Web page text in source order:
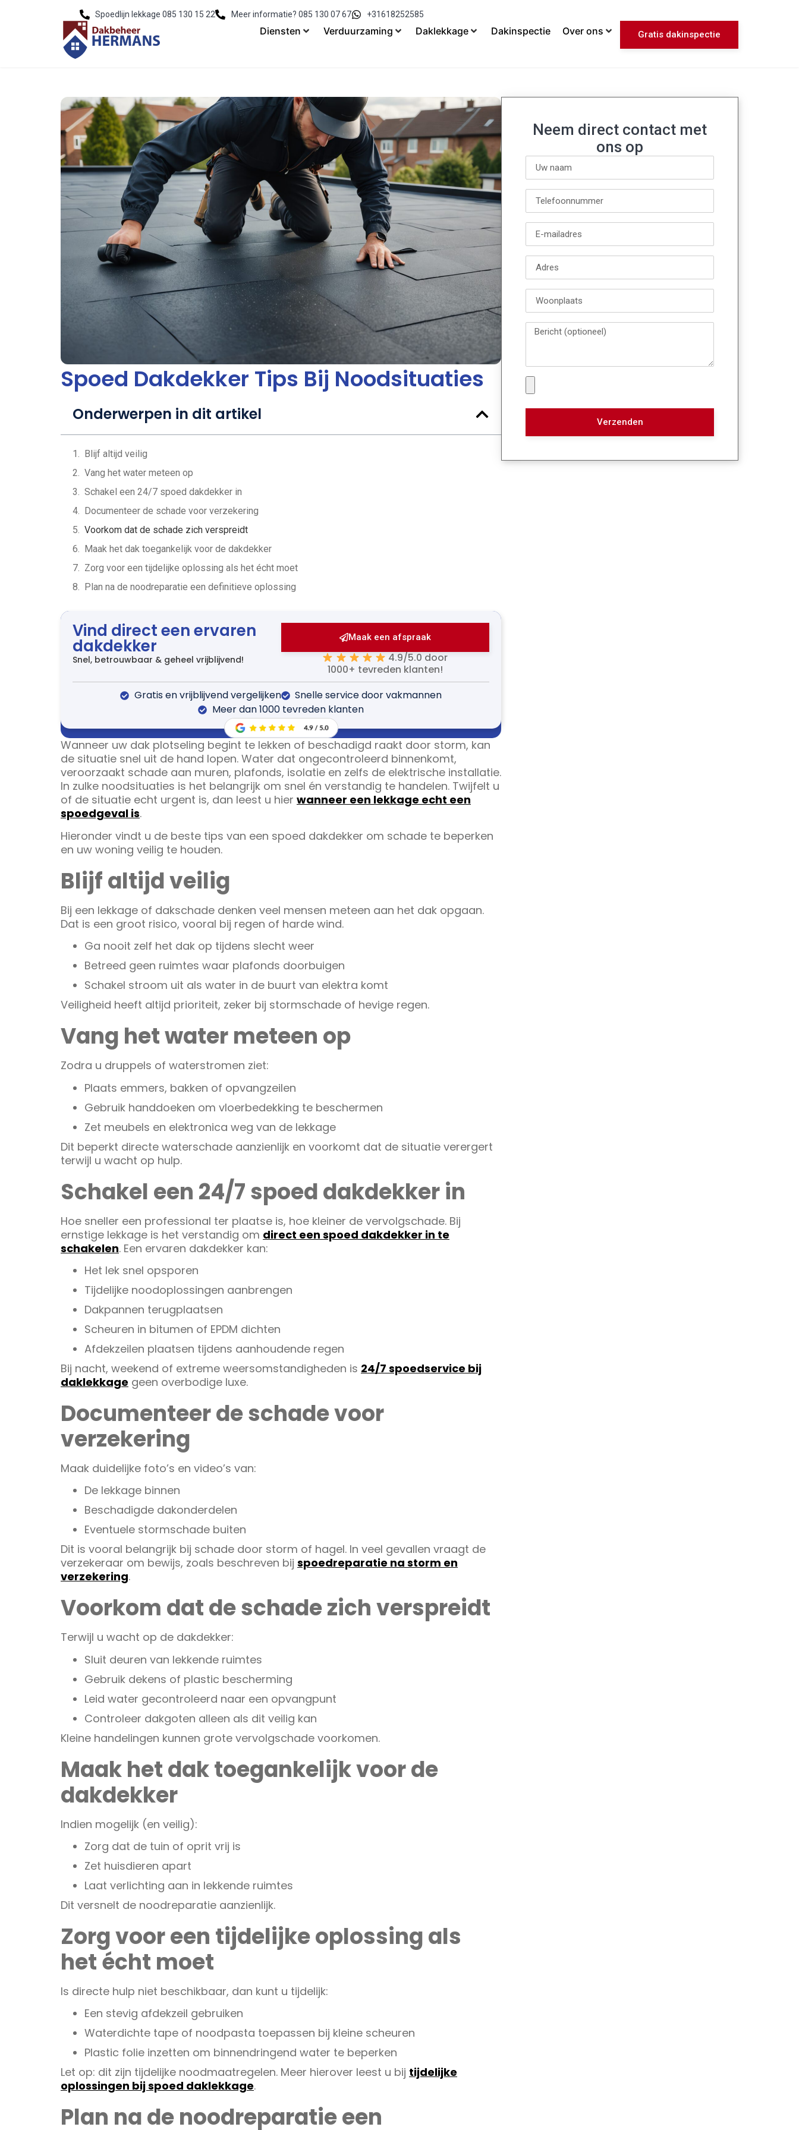
Spoedlijn lekkage 085 130 15 22 Meer informatie? 085 130 07 67 +31618252585
Diensten Verduurzaming Daklekkage Dakinspectie Over ons Gratis dakinspectie
Spoed Dakdekker Tips Bij Noodsituaties
Onderwerpen in dit artikel
Blijf altijd veilig
Vang het water meteen op
Schakel een 24/7 spoed dakdekker in
Documenteer de schade voor verzekering
Voorkom dat de schade zich verspreidt
Maak het dak toegankelijk voor de dakdekker
Zorg voor een tijdelijke oplossing als het écht moet
Plan na de noodreparatie een definitieve oplossing
Vind direct een ervaren
dakdekker
Snel, betrouwbaar & geheel vrijblijvend!
Maak een afspraak
4.9/5.0 door
1000+ tevreden klanten!
Gratis en vrijblijvend vergelijken
Snelle service door vakmannen
Meer dan 1000 tevreden klanten
Wanneer uw dak plotseling begint te lekken of beschadigd raakt door storm, kan
de situatie snel uit de hand lopen. Water dat ongecontroleerd binnenkomt,
veroorzaakt schade aan muren, plafonds, isolatie en zelfs de elektrische installatie.
In zulke noodsituaties is het belangrijk om snel én verstandig te handelen. Twijfelt u
of de situatie echt urgent is, dan leest u hier wanneer een lekkage echt een
spoedgeval is.
Hieronder vindt u de beste tips van een spoed dakdekker om schade te beperken
en uw woning veilig te houden.
Blijf altijd veilig
Bij een lekkage of dakschade denken veel mensen meteen aan het dak opgaan.
Dat is een groot risico, vooral bij regen of harde wind.
Ga nooit zelf het dak op tijdens slecht weer
Betreed geen ruimtes waar plafonds doorbuigen
Schakel stroom uit als water in de buurt van elektra komt
Veiligheid heeft altijd prioriteit, zeker bij stormschade of hevige regen.
Vang het water meteen op
Zodra u druppels of waterstromen ziet:
Plaats emmers, bakken of opvangzeilen
Gebruik handdoeken om vloerbedekking te beschermen
Zet meubels en elektronica weg van de lekkage
Dit beperkt directe waterschade aanzienlijk en voorkomt dat de situatie verergert
terwijl u wacht op hulp.
Schakel een 24/7 spoed dakdekker in
Hoe sneller een professional ter plaatse is, hoe kleiner de vervolgschade. Bij
ernstige lekkage is het verstandig om direct een spoed dakdekker in te
schakelen. Een ervaren dakdekker kan:
Het lek snel opsporen
Tijdelijke noodoplossingen aanbrengen
Dakpannen terugplaatsen
Scheuren in bitumen of EPDM dichten
Afdekzeilen plaatsen tijdens aanhoudende regen
Bij nacht, weekend of extreme weersomstandigheden is 24/7 spoedservice bij
daklekkage geen overbodige luxe.
Documenteer de schade voor
verzekering
Maak duidelijke foto’s en video’s van:
De lekkage binnen
Beschadigde dakonderdelen
Eventuele stormschade buiten
Dit is vooral belangrijk bij schade door storm of hagel. In veel gevallen vraagt de
verzekeraar om bewijs, zoals beschreven bij spoedreparatie na storm en
verzekering.
Voorkom dat de schade zich verspreidt
Terwijl u wacht op de dakdekker:
Sluit deuren van lekkende ruimtes
Gebruik dekens of plastic bescherming
Leid water gecontroleerd naar een opvangpunt
Controleer dakgoten alleen als dit veilig kan
Kleine handelingen kunnen grote vervolgschade voorkomen.
Maak het dak toegankelijk voor de
dakdekker
Indien mogelijk (en veilig):
Zorg dat de tuin of oprit vrij is
Zet huisdieren apart
Laat verlichting aan in lekkende ruimtes
Dit versnelt de noodreparatie aanzienlijk.
Zorg voor een tijdelijke oplossing als
het écht moet
Is directe hulp niet beschikbaar, dan kunt u tijdelijk:
Een stevig afdekzeil gebruiken
Waterdichte tape of noodpasta toepassen bij kleine scheuren
Plastic folie inzetten om binnendringend water te beperken
Let op: dit zijn tijdelijke noodmaatregelen. Meer hierover leest u bij tijdelijke
oplossingen bij spoed daklekkage.
Plan na de noodreparatie een
Neem direct contact met
ons op
Verzenden